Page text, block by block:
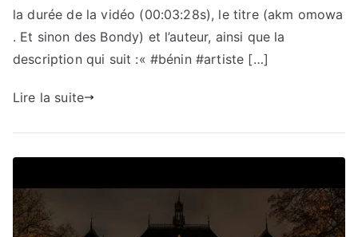
la durée de la vidéo (00:03:28s), le titre (akm omowa
. Et sinon des Bondy) et l’auteur, ainsi que la
description qui suit :« #bénin #artiste […]
Lire la suite